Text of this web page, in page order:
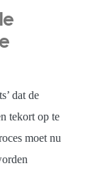
dat de
tekort op te
moet nu